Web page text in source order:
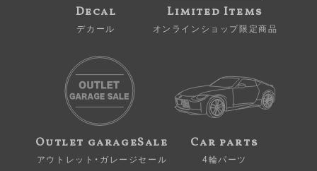
Decal
デカール
Limited Items
オンラインショップ限定商品
Outlet garageSale
アウトレット・ガレージセール
Car parts
4輪パーツ